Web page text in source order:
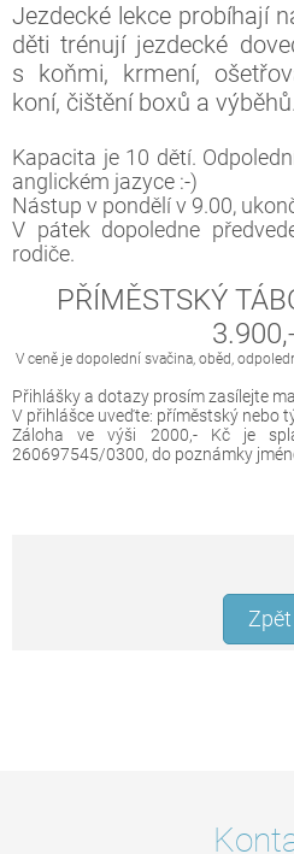
Jezdecké lekce probíhají
děti trénují jezdecké
s koňmi, krmení,
koní, čištění boxů a výběhů.
Kapacita je 10 dětí.
anglickém jazyce :-)
Nástup v pondělí v 9.00,
V pátek dopoledne
rodiče.
PŘÍMĚSTSKÝ
V ceně je dopolední svačina, oběd,
Přihlášky a dotazy prosím zasílejte
V přihlášce uveďte: příměstský nebo
Záloha ve výši 2000,- Kč je
260697545/0300, do poznámky
Zpět